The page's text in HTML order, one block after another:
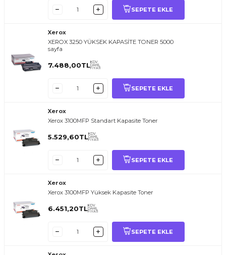
SEPETE EKLE
Xerox
XEROX 3250 YÜKSEK KAPASİTE TONER 5000
sayfa
7.488,00TLKDV
DAHİL
FİYATI
SEPETE EKLE
Xerox
Xerox 3100MFP Standart Kapasite Toner
5.529,60TLKDV
DAHİL
FİYATI
SEPETE EKLE
Xerox
Xerox 3100MFP Yüksek Kapasite Toner
6.451,20TLKDV
DAHİL
FİYATI
SEPETE EKLE